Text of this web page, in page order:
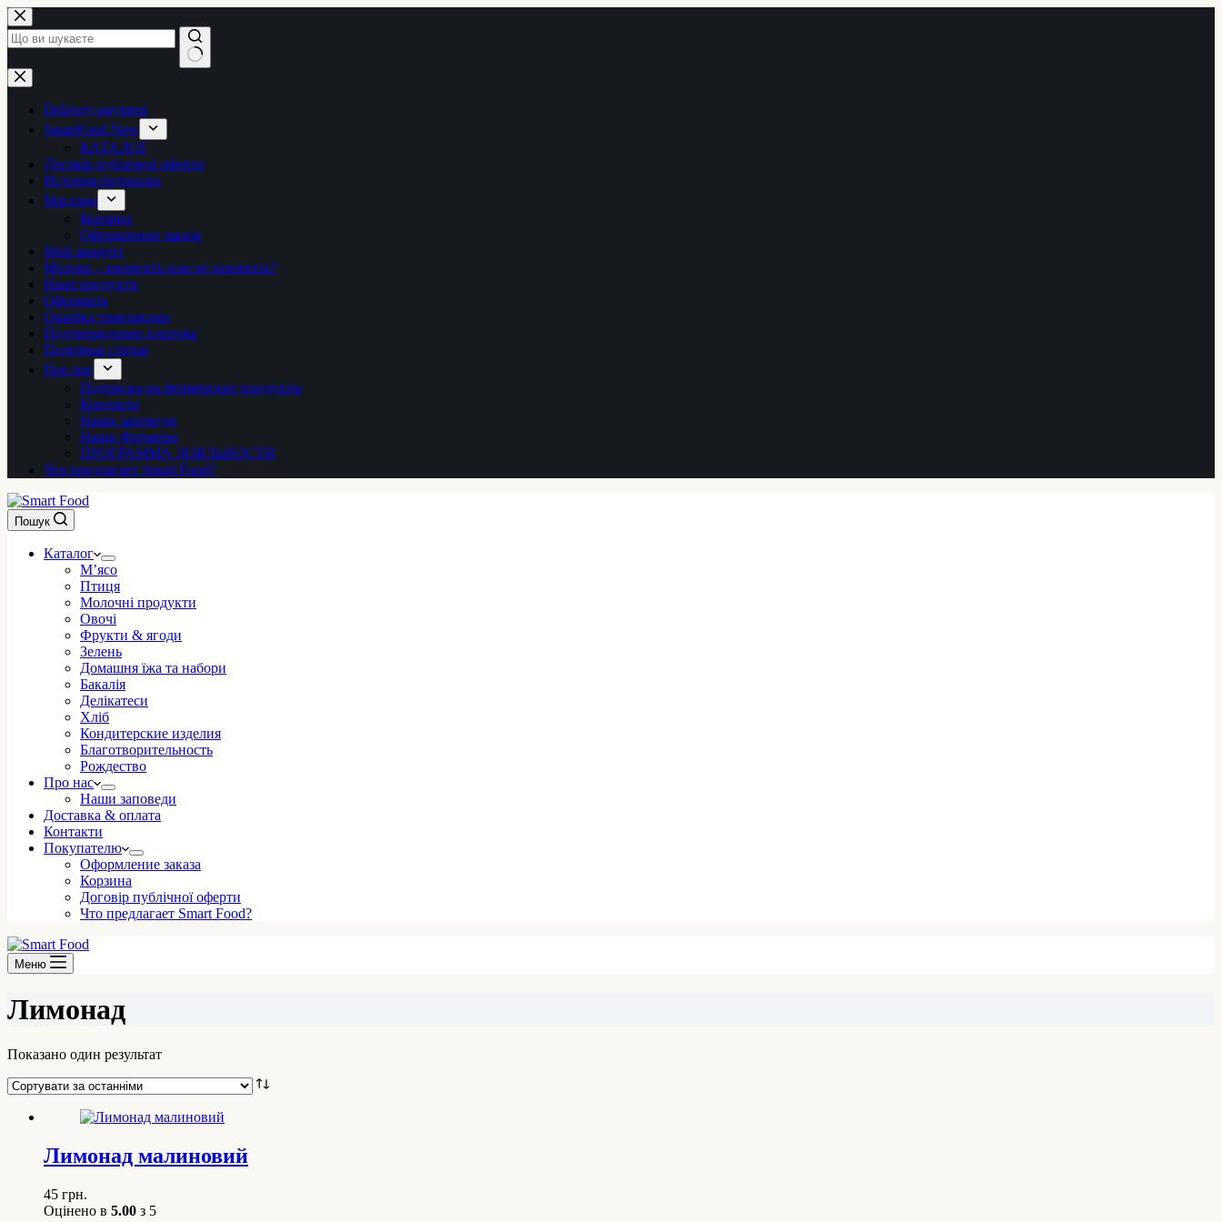
Перейти
до
вмісту
Немає
результатів
Delivery-payment
SmartFood New
КАТАЛОГ
Договір публічної оферти
История подписки
Магазин
Корзина
Оформление заказа
Мой аккаунт
Молоко – кипятить или не кипятить?
Наші продукти
Оформить
Ошибка транзакции
Подтверждение платежа
Полезные статьи
Про нас
Подписка на фермерские продукты
Контакти
Наши заповеди
Наши Фермеры
ПРОГРАММА ЛОЯЛЬНОСТИ
Что предлагает Smart Food?
Пошук
Каталог
М’ясо
Птиця
Молочні продукти
Овочі
Фрукти & ягоди
Зелень
Домашня їжа та набори
Бакалія
Делікатеси
Хліб
Кондитерские изделия
Благотворительность
Рождество
Про нас
Наши заповеди
Доставка & оплата
Контакти
Покупателю
Оформление заказа
Корзина
Договір публічної оферти
Что предлагает Smart Food?
Меню
Лимонад
Показано один результат
Лимонад малиновий
45 грн.
Оцінено в 5.00 з 5